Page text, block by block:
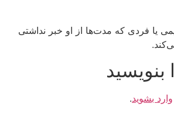
یا فردی که مدت‌ها از او خبر نداشتی
بنویسید
وارد بشوید.